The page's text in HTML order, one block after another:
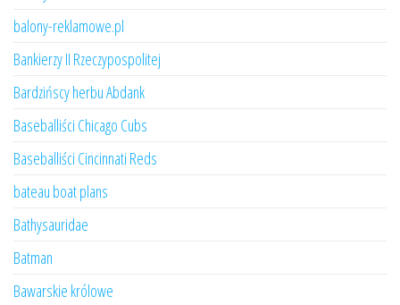
balony-reklamowe.pl
Bankierzy II Rzeczypospolitej
Bardzińscy herbu Abdank
Baseballiści Chicago Cubs
Baseballiści Cincinnati Reds
bateau boat plans
Bathysauridae
Batman
Bawarskie królowe